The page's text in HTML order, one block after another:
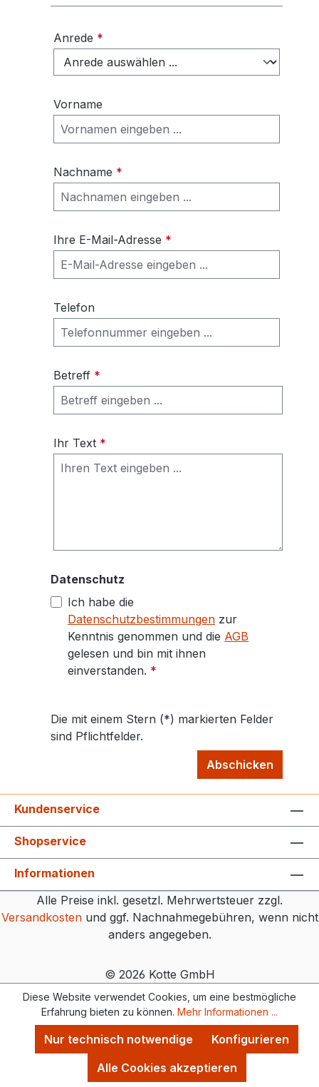
Anrede *
Vorname
Nachname *
Ihre E-Mail-Adresse *
Telefon
Betreff *
Ihr Text *
Datenschutz
Ich habe die
Datenschutzbestimmungen zur
Kenntnis genommen und die AGB
gelesen und bin mit ihnen
einverstanden. *
Die mit einem Stern (*) markierten Felder
sind Pflichtfelder.
Abschicken
Kundenservice
Shopservice
Informationen
Alle Preise inkl. gesetzl. Mehrwertsteuer zzgl.
Versandkostenund ggf. Nachnahmegebühren, wenn nicht
anders angegeben.
© 2026 Kotte GmbH
Diese Website verwendet Cookies, um eine bestmögliche
Erfahrung bieten zu können. Mehr Informationen ...
Nur technisch notwendige
Konfigurieren
Alle Cookies akzeptieren